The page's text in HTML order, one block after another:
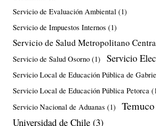
Servicio de Evaluación Ambiental (1)
Servicio de Impuestos Internos (1)
Servicio de Salud Metropolitano
Servicio de Salud Osorno (1) Servicio
Servicio Local de Educación Pública de
Servicio Local de Educación Pública Petorca
Servicio Nacional de Aduanas (1) Temuco
Universidad de Chile (3)